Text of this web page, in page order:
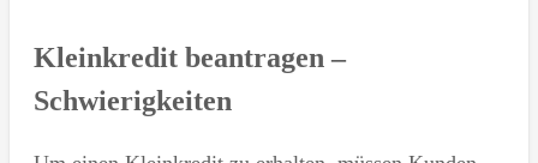
Kleinkredit beantragen –
Schwierigkeiten